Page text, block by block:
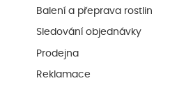
Balení a přeprava rostlin
Sledování objednávky
Prodejna
Reklamace